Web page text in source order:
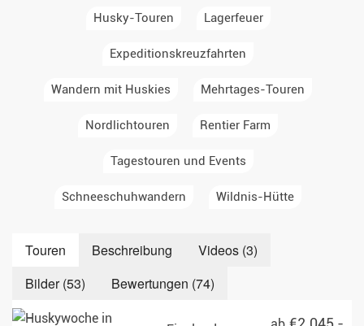
Husky-Touren Lagerfeuer
Expeditionskreuzfahrten
Wandern mit Huskies Mehrtages-Touren
Nordlichtouren Rentier Farm
Tagestouren und Events
Schneeschuhwandern Wildnis-Hütte
Touren Beschreibung
Videos (3)
Bilder (53)
Bewertungen (74)